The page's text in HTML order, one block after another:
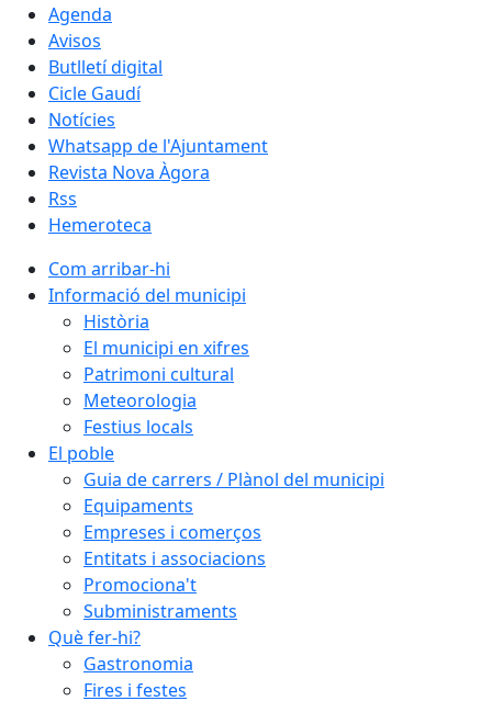
Agenda
Avisos
Butlletí digital
Cicle Gaudí
Notícies
Whatsapp de l'Ajuntament
Revista Nova Àgora
Rss
Hemeroteca
Com arribar-hi
Informació del municipi
Història
El municipi en xifres
Patrimoni cultural
Meteorologia
Festius locals
El poble
Guia de carrers / Plànol del municipi
Equipaments
Empreses i comerços
Entitats i associacions
Promociona't
Subministraments
Què fer-hi?
Gastronomia
Fires i festes